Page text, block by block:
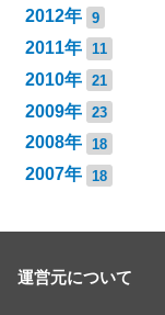
2012年 9
2011年 11
2010年 21
2009年 23
2008年 18
2007年 18
運営元について